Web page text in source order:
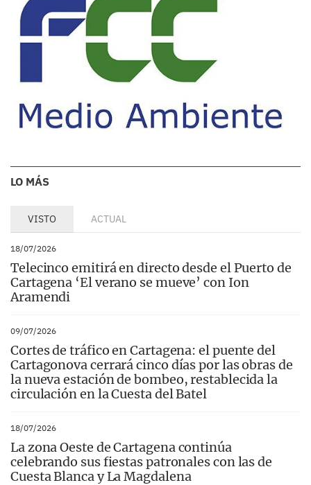
LO MÁS
VISTO ACTUAL
18/07/2026
Telecinco emitirá en directo desde el Puerto de
Cartagena ‘El verano se mueve’ con Ion
Aramendi
09/07/2026
Cortes de tráfico en Cartagena: el puente del
Cartagonova cerrará cinco días por las obras de
la nueva estación de bombeo, restablecida la
circulación en la Cuesta del Batel
18/07/2026
La zona Oeste de Cartagena continúa
celebrando sus fiestas patronales con las de
Cuesta Blanca y La Magdalena